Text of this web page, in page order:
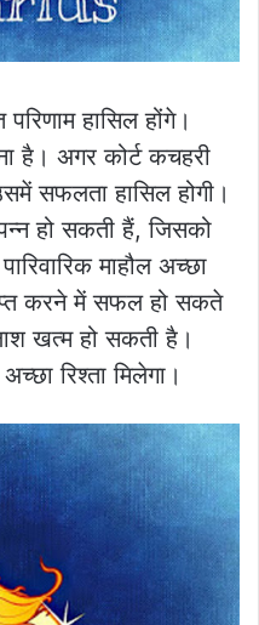
हासिल होंगे।
है। अगर कोर्ट कचहरी
सफलता हासिल होगी।
हो सकती हैं, जिसको
माहौल अच्छा
करने में सफल हो सकते
खत्म हो सकती है।
रिश्ता मिलेगा।